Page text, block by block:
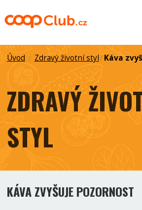
Úvod / Zdravý životní styl/ Káva
ZDRAVÝ
STYL
KÁVA ZVYŠUJE POZORNOST